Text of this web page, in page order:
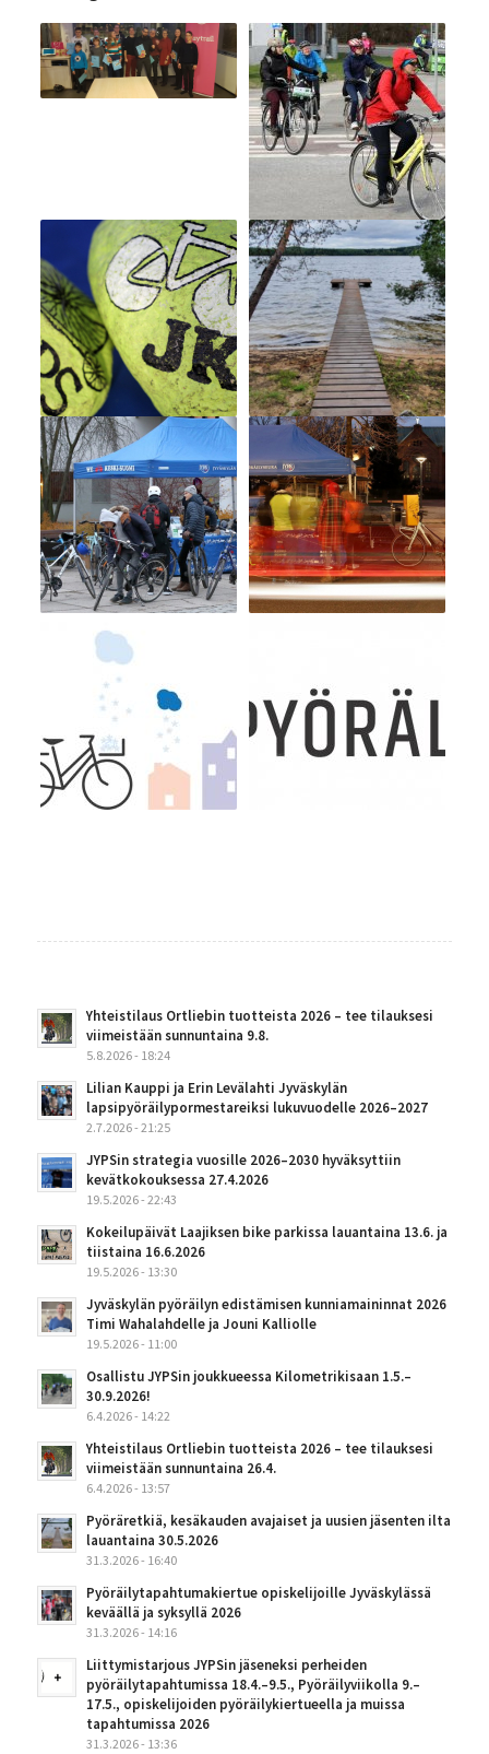
Yhteistilaus Ortliebin tuotteista 2026 – tee tilauksesi
viimeistään sunnuntaina 9.8.
5.8.2026 - 18:24
Lilian Kauppi ja Erin Levälahti Jyväskylän
lapsipyöräilypormestareiksi lukuvuodelle 2026–2027
2.7.2026 - 21:25
JYPSin strategia vuosille 2026–2030 hyväksyttiin
kevätkokouksessa 27.4.2026
19.5.2026 - 22:43
Kokeilupäivät Laajiksen bike parkissa lauantaina 13.6. ja
tiistaina 16.6.2026
19.5.2026 - 13:30
Jyväskylän pyöräilyn edistämisen kunniamaininnat 2026
Timi Wahalahdelle ja Jouni Kalliolle
19.5.2026 - 11:00
Osallistu JYPSin joukkueessa Kilometrikisaan 1.5.–
30.9.2026!
6.4.2026 - 14:22
Yhteistilaus Ortliebin tuotteista 2026 – tee tilauksesi
viimeistään sunnuntaina 26.4.
6.4.2026 - 13:57
Pyöräretkiä, kesäkauden avajaiset ja uusien jäsenten ilta
lauantaina 30.5.2026
31.3.2026 - 16:40
Pyöräilytapahtumakiertue opiskelijoille Jyväskylässä
keväällä ja syksyllä 2026
31.3.2026 - 14:16
Liittymistarjous JYPSin jäseneksi perheiden
pyöräilytapahtumissa 18.4.–9.5., Pyöräilyviikolla 9.–
17.5., opiskelijoiden pyöräilykiertueella ja muissa
tapahtumissa 2026
31.3.2026 - 13:36